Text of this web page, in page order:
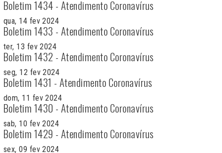
Boletim 1434 - Atendimento Coronavírus
qua, 14 fev 2024
Boletim 1433 - Atendimento Coronavírus
ter, 13 fev 2024
Boletim 1432 - Atendimento Coronavírus
seg, 12 fev 2024
Boletim 1431 - Atendimento Coronavírus
dom, 11 fev 2024
Boletim 1430 - Atendimento Coronavírus
sab, 10 fev 2024
Boletim 1429 - Atendimento Coronavírus
sex, 09 fev 2024